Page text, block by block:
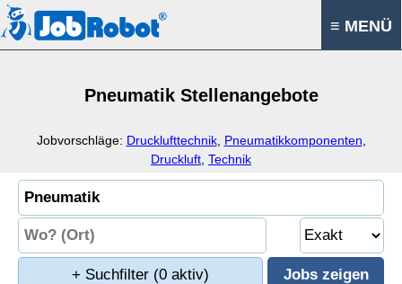
≡ MENÜ
Pneumatik Stellenangebote
Jobvorschläge: Drucklufttechnik, Pneumatikkomponenten
Druckluft Technik
+ Suchfilter (0 aktiv)